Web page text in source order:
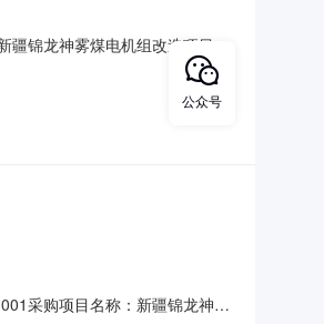
锦龙神雾煤电机组改造项目空
龙神雾能源开发有限公司煤电
空预器改造（含施工
采购项目名称：新疆锦龙神雾
公众号